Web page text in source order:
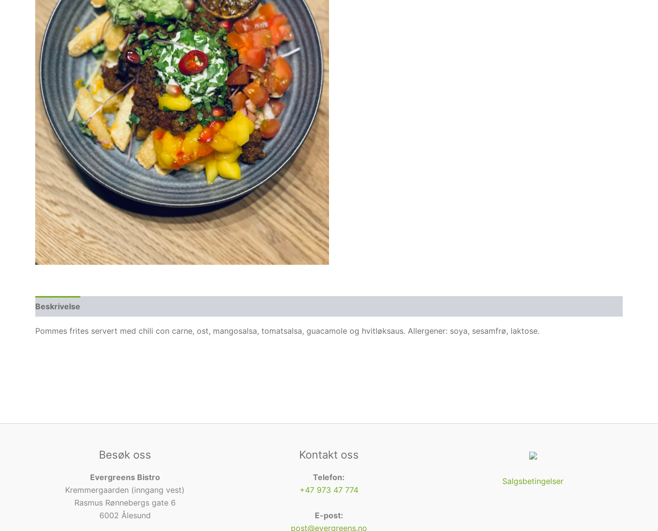
Beskrivelse
Pommes frites servert med chili con carne, ost, mangosalsa, tomatsalsa, guacamole og hvitløksaus. Allergener: soya, sesamfrø, laktose.
Besøk oss
Evergreens Bistro
Kremmergaarden (inngang vest)
Rasmus Rønnebergs gate 6
6002 Ålesund
Kontakt oss
Telefon:
+47 973 47 774
E-post:
post@evergreens.no
Salgsbetingelser